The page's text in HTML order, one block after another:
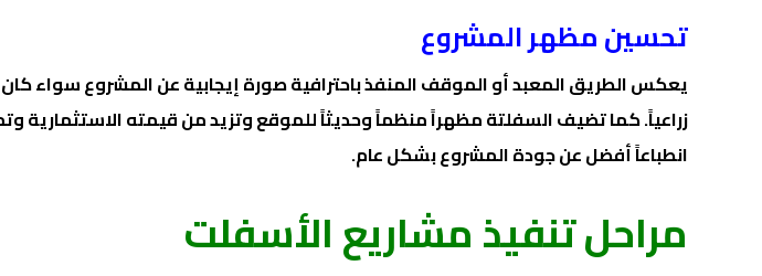
تحسين مظهر المشروع
يعكس الطريق المعبد أو الموقف المنفذ باحترافية صورة إيجابية عن المشروع سواء كان
زراعياً. كما تضيف السفلتة مظهراً منظماً وحديثاً للموقع وتزيد من قيمته الاستثمارية
انطباعاً أفضل عن جودة المشروع بشكل عام.
مراحل تنفيذ مشاريع الأسفلت